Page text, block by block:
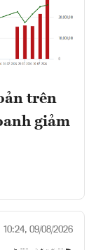
trên
giảm
10:24, 09/08/2026